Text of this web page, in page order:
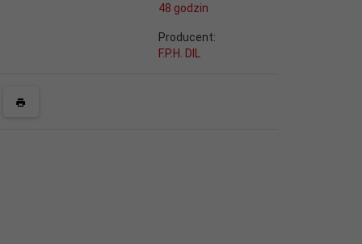
48 godzin
Producent:
F.P.H. DIL